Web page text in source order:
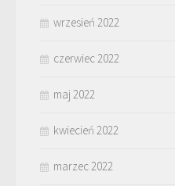
wrzesień 2022
czerwiec 2022
maj 2022
kwiecień 2022
marzec 2022